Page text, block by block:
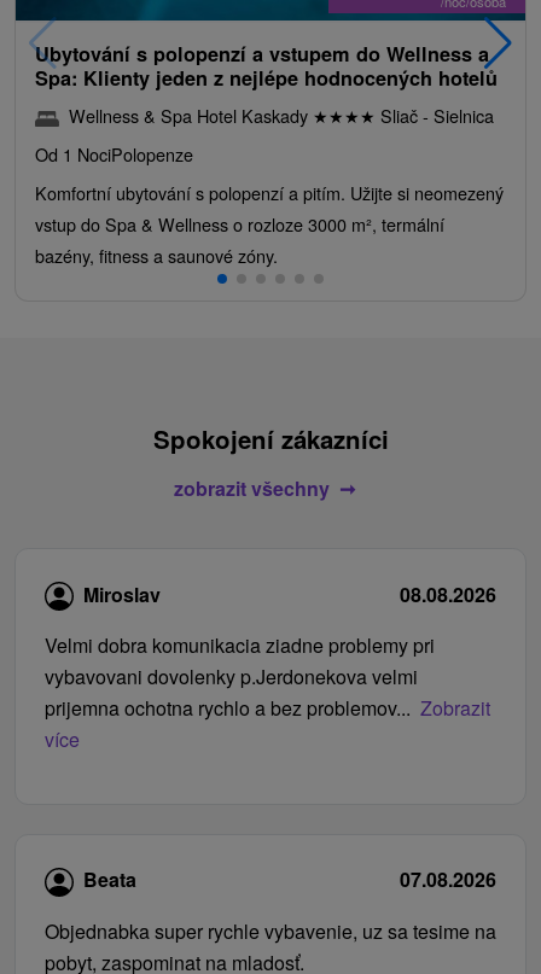
Ubytování s polopenzí a vstupem do Wellness a
Spa: Klienty jeden z nejlépe hodnocených hotelů
Wellness & Spa Hotel Kaskady ★★★★ Sliač - Sielnica
Od 1 NociPolopenze
Komfortní ubytování s polopenzí a pitím. Užijte si neomezený
vstup do Spa & Wellness o rozloze 3000 m², termální
bazény, fitness a saunové zóny.
Spokojení zákazníci
zobrazit všechny
Miroslav
08.08.2026
Velmi dobra komunikacia ziadne problemy pri
vybavovani dovolenky p.Jerdonekova velmi
prijemna ochotna rychlo a bez problemov... Zobrazit
více
Beata
07.08.2026
Objednabka super rychle vybavenie, uz sa tesime na
pobyt, zaspominat na mladosť.